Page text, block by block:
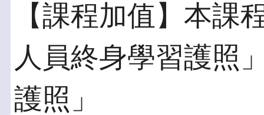
【課程加值】本課
人員終身學習護照
護照」